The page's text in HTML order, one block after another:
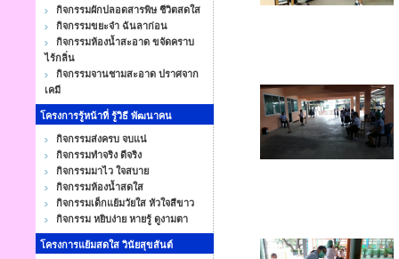
กิจกรรมผักปลอดสารพิษ ชีวิตสดใส
กิจกรรมขยะจ๋า ฉันลาก่อน
กิจกรรมห้องน้ำสะอาด ขจัดคราบ
ไร้กลิ่น
กิจกรรมจานชามสะอาด ปราศจาก
เคมี
โครงการรู้หน้าที่ รู้วิธี พัฒนาคน
กิจกรรมส่งครบ จบแน่
กิจกรรมทำจริง ดีจริง
กิจกรรมมาไว ใจสบาย
กิจกรรมห้องน้ำสดใส
กิจกรรมเด็กแย้มวัยใส หัวใจสีขาว
กิจกรรม หยิบง่าย หายรู้ ดูงามตา
โครงการแย้มสดใส วินัยสุขสันต์